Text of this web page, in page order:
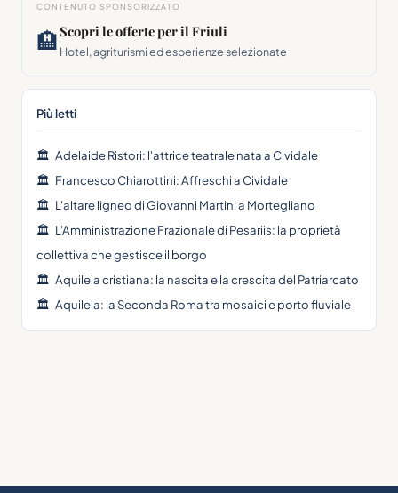
CONTENUTO SPONSORIZZATO
🏨Scopri le offerte per il Friuli
Hotel, agriturismi ed esperienze selezionate
Più letti
🏛 Adelaide Ristori: l'attrice teatrale nata a Cividale
🏛 Francesco Chiarottini: Affreschi a Cividale
🏛 L'altare ligneo di Giovanni Martini a Mortegliano
🏛 L'Amministrazione Frazionale di Pesariis: la proprietà
collettiva che gestisce il borgo
🏛 Aquileia cristiana: la nascita e la crescita del Patriarcato
🏛 Aquileia: la Seconda Roma tra mosaici e porto fluviale